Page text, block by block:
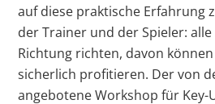
auf diese praktische Erfahrung
der Trainer und der Spieler:
Richtung richten, davon
sicherlich profitieren. Der von
angebotene Workshop für Key-